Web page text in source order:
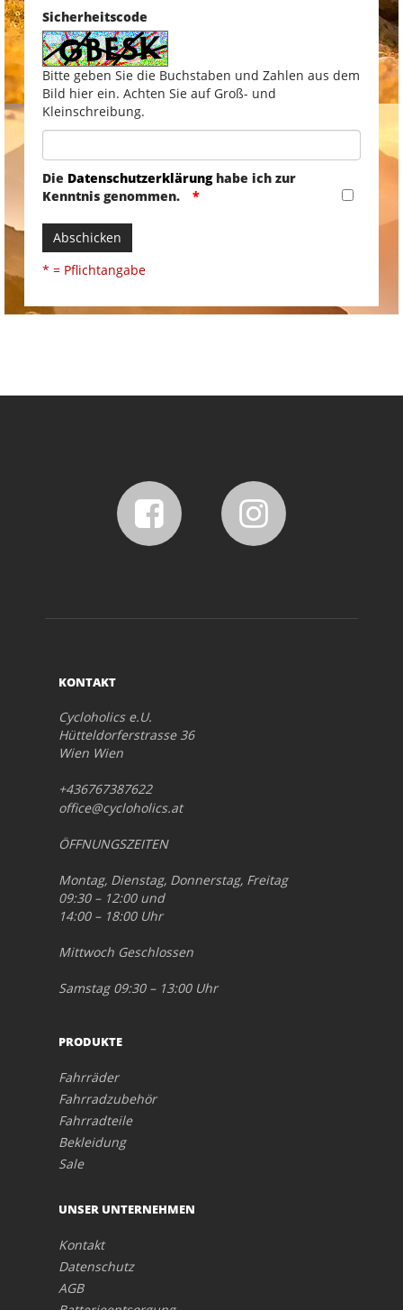
Sicherheitscode
Bitte geben Sie die Buchstaben und Zahlen aus dem
Bild hier ein. Achten Sie auf Groß- und
Kleinschreibung.
Die Datenschutzerklärunghabe ich zur
Kenntnis genommen.
Abschicken
* = Pflichtangabe
KONTAKT
Cycloholics e.U.
Hütteldorferstrasse 36
Wien Wien
+436767387622
office@cycloholics.at
ÖFFNUNGSZEITEN
Montag, Dienstag, Donnerstag, Freitag
09:30 – 12:00 und
14:00 – 18:00 Uhr
Mittwoch Geschlossen
Samstag 09:30 – 13:00 Uhr
PRODUKTE
Fahrräder
Fahrradzubehör
Fahrradteile
Bekleidung
Sale
UNSER UNTERNEHMEN
Kontakt
Datenschutz
AGB